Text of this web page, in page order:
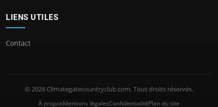
LIENS UTILES
Contact
© 2026 Climategatecountryclub.com. Tous droits réservés.
À proposMentions légalesConfidentialitéPlan du site